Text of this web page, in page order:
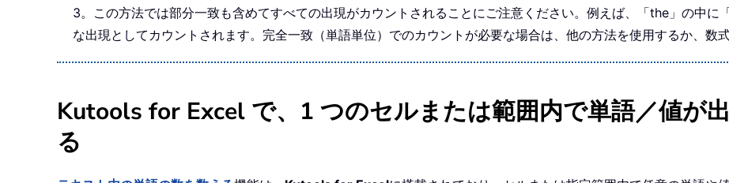
3。この方法では部分一致も含めてすべての出現がカウントされることにご注意ください。例えば、「the」の中に
な出現としてカウントされます。完全一致（単語単位）でのカウントが必要な場合は、他の方法を使用するか、数
Kutools for Excel で、1 つのセルまたは範囲内で単語／値が
る